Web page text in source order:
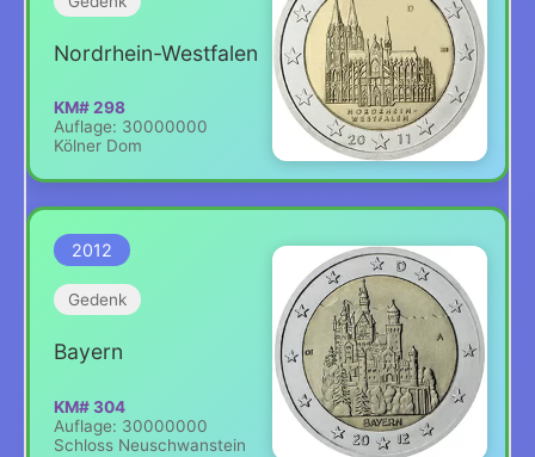
Nordrhein-Westfalen
KM# 298
Auflage: 30000000
Kölner Dom
2012
Gedenk
Bayern
KM# 304
Auflage: 30000000
Schloss Neuschwanstein